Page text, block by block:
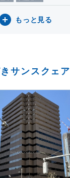
もっと見る
サンスクェア